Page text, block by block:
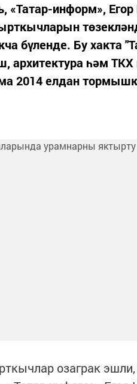
«Татар-информ»,
бүленде. Бу хакта
архитектура һәм
2014 елдан
озаграк